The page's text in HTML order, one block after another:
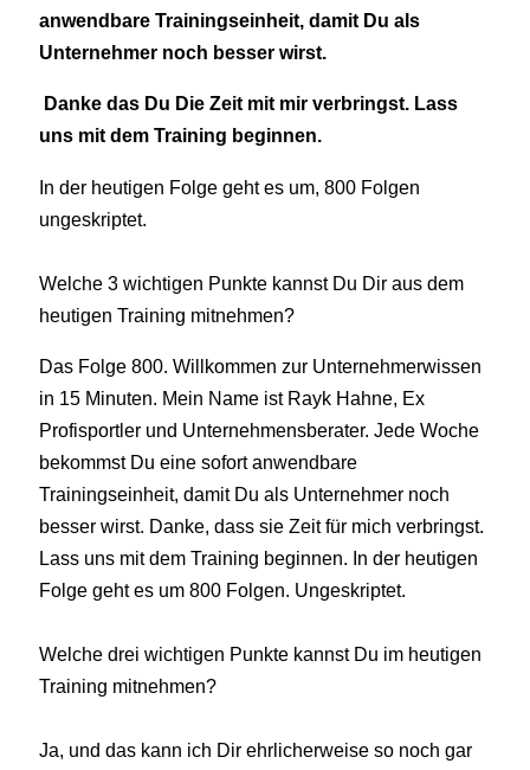
anwendbare Trainingseinheit, damit Du als
Unternehmer noch besser wirst.
Danke das Du Die Zeit mit mir verbringst. Lass
uns mit dem Training beginnen.
In der heutigen Folge geht es um, 800 Folgen
ungeskriptet.
Welche 3 wichtigen Punkte kannst Du Dir aus dem
heutigen Training mitnehmen?
Das Folge 800. Willkommen zur Unternehmerwissen
in 15 Minuten. Mein Name ist Rayk Hahne, Ex
Profisportler und Unternehmensberater. Jede Woche
bekommst Du eine sofort anwendbare
Trainingseinheit, damit Du als Unternehmer noch
besser wirst. Danke, dass sie Zeit für mich verbringst.
Lass uns mit dem Training beginnen. In der heutigen
Folge geht es um 800 Folgen. Ungeskriptet.
Welche drei wichtigen Punkte kannst Du im heutigen
Training mitnehmen?
Ja, und das kann ich Dir ehrlicherweise so noch gar